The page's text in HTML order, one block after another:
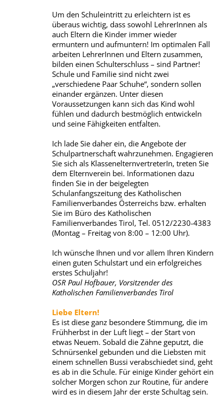
Um den Schuleintritt zu erleichtern ist es
überaus wichtig, dass sowohl LehrerInnen als
auch Eltern die Kinder immer wieder
ermuntern und aufmuntern! Im optimalen Fall
arbeiten LehrerInnen und Eltern zusammen,
bilden einen Schulterschluss – sind Partner!
Schule und Familie sind nicht zwei
„verschiedene Paar Schuhe“, sondern sollen
einander ergänzen. Unter diesen
Voraussetzungen kann sich das Kind wohl
fühlen und dadurch bestmöglich entwickeln
und seine Fähigkeiten entfalten.
Ich lade Sie daher ein, die Angebote der
Schulpartnerschaft wahrzunehmen. Engagieren
Sie sich als KlassenelternvertreterIn, treten Sie
dem Elternverein bei. Informationen dazu
finden Sie in der beigelegten
Schulanfangszeitung des Katholischen
Familienverbandes Österreichs bzw. erhalten
Sie im Büro des Katholischen
Familienverbandes Tirol, Tel. 0512/2230-4383
(Montag – Freitag von 8:00 – 12:00 Uhr).
Ich wünsche Ihnen und vor allem Ihren Kindern
einen guten Schulstart und ein erfolgreiches
erstes Schuljahr!
OSR Paul Hofbauer, Vorsitzender des
Katholischen Familienverbandes Tirol
Liebe Eltern!
Es ist diese ganz besondere Stimmung, die im
Frühherbst in der Luft liegt – der Start von
etwas Neuem. Sobald die Zähne geputzt, die
Schnürsenkel gebunden und die Liebsten mit
einem schnellen Bussi verabschiedet sind, geht
es ab in die Schule. Für einige Kinder gehört ein
solcher Morgen schon zur Routine, für andere
wird es in diesem Jahr der erste Schultag sein.